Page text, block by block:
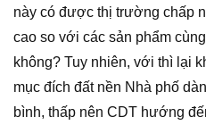
này có được thị trường chấp
cao so với các sản phẩm
không? Tuy nhiên, với thì lại
mục đích đất nền Nhà phố
bình, thấp nên CDT hướng